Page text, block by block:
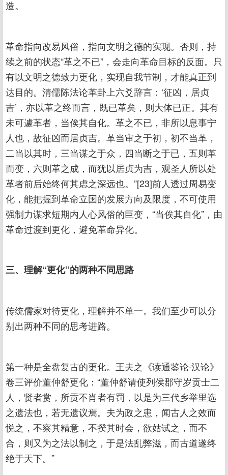
造。
革命指向改易风俗，指向文明之德的实现。否则，持
续之前的状态“革之不已”，会走向革命目标的反面。只
有以文明之德致力更化，实现自我节制，才能真正到
达目的。清儒陈法论革卦上六爻辞言：‘征凶，居贞
吉’，亦以革之终而言，既已革矣，则大体已正。其有
未可遽革者，当俟其自化。革之不已，非所以息事宁
人也，故征凶而居贞吉。革当审之于初，初不当革，
二当以其时，三当谋之于众，四当断之于已，五则革
而变，六则革之成，而犹以居贞为吉，观圣人所以处
革者前后始终何其虑之深远也。”[23]前人透过周易变
化，能把握到革命立国的发展方向及限度，不可使用
强制力谋求短期内人心风俗的巨变，“当俟其自化”，由
革命过渡到更化，避免革命异化。
三、理解“更化”的两种不同思路
传统儒家对待更化，理解并不单一。我们至少可以分
别出两种不同的思考进路。
第一种是全盘复古的更化。王夫之《读通鉴论·汉论》
卷三评价董仲舒更化：“董仲舒请使列侯郡守岁贡士二
人，贤者赏，所贡不肖者有罚，以是为三代乡举里选
之遗法也，若无遗议焉。夫为政之患，闻古人之效而
悦之，不察其精意，不揆其时会，欲姑试之，而不
合，则又为之法以制之，于是法乱弊滋，而古道遂终
绝于天下。”